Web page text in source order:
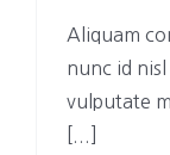
Aliquam
nunc id nisl
vulputate